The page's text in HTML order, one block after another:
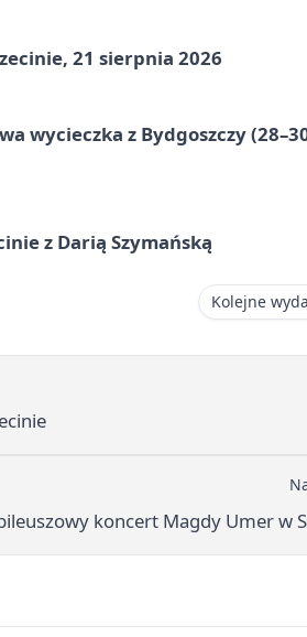
21 sierpnia 2026
wycieczka z Bydgoszczy
z Darią Szymańską
Kolejne
koncert Magdy Umer w